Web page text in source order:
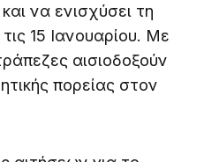
να ενισχύσει τη
15 Ιανουαρίου. Με
αισιοδοξούν
πορείας στον